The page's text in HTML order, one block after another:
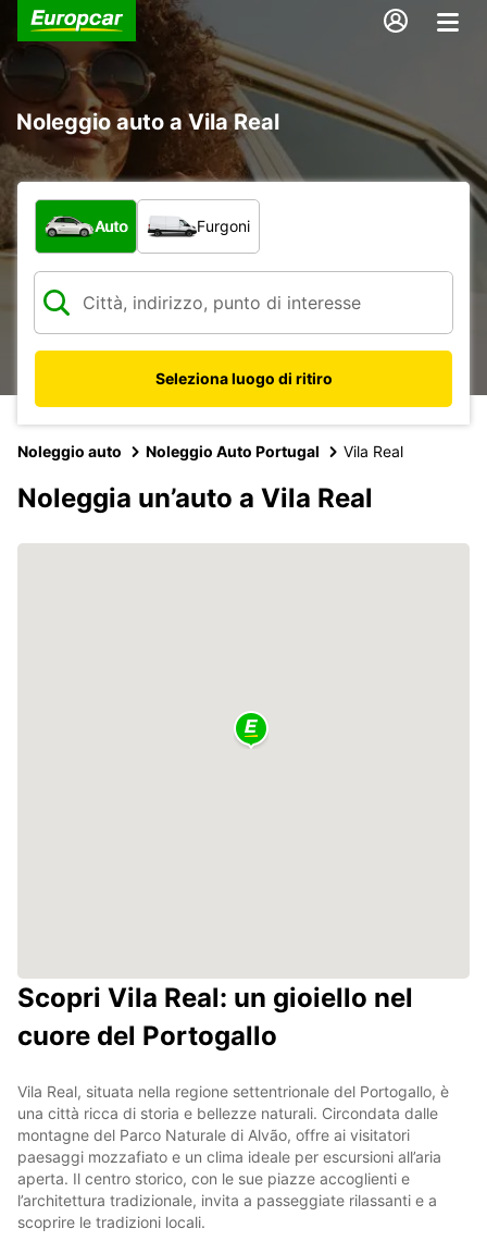
Noleggio auto a Vila Real
Scegli la tipologia di veicolo:
Auto Furgoni
Seleziona luogo di ritiro
Noleggio auto Noleggio Auto Portugal Vila Real
Noleggia un’auto a Vila Real
Scopri Vila Real: un gioiello nel
cuore del Portogallo
Vila Real, situata nella regione settentrionale del Portogallo, è
una città ricca di storia e bellezze naturali. Circondata dalle
montagne del Parco Naturale di Alvão, offre ai visitatori
paesaggi mozzafiato e un clima ideale per escursioni all’aria
aperta. Il centro storico, con le sue piazze accoglienti e
l’architettura tradizionale, invita a passeggiate rilassanti e a
scoprire le tradizioni locali.